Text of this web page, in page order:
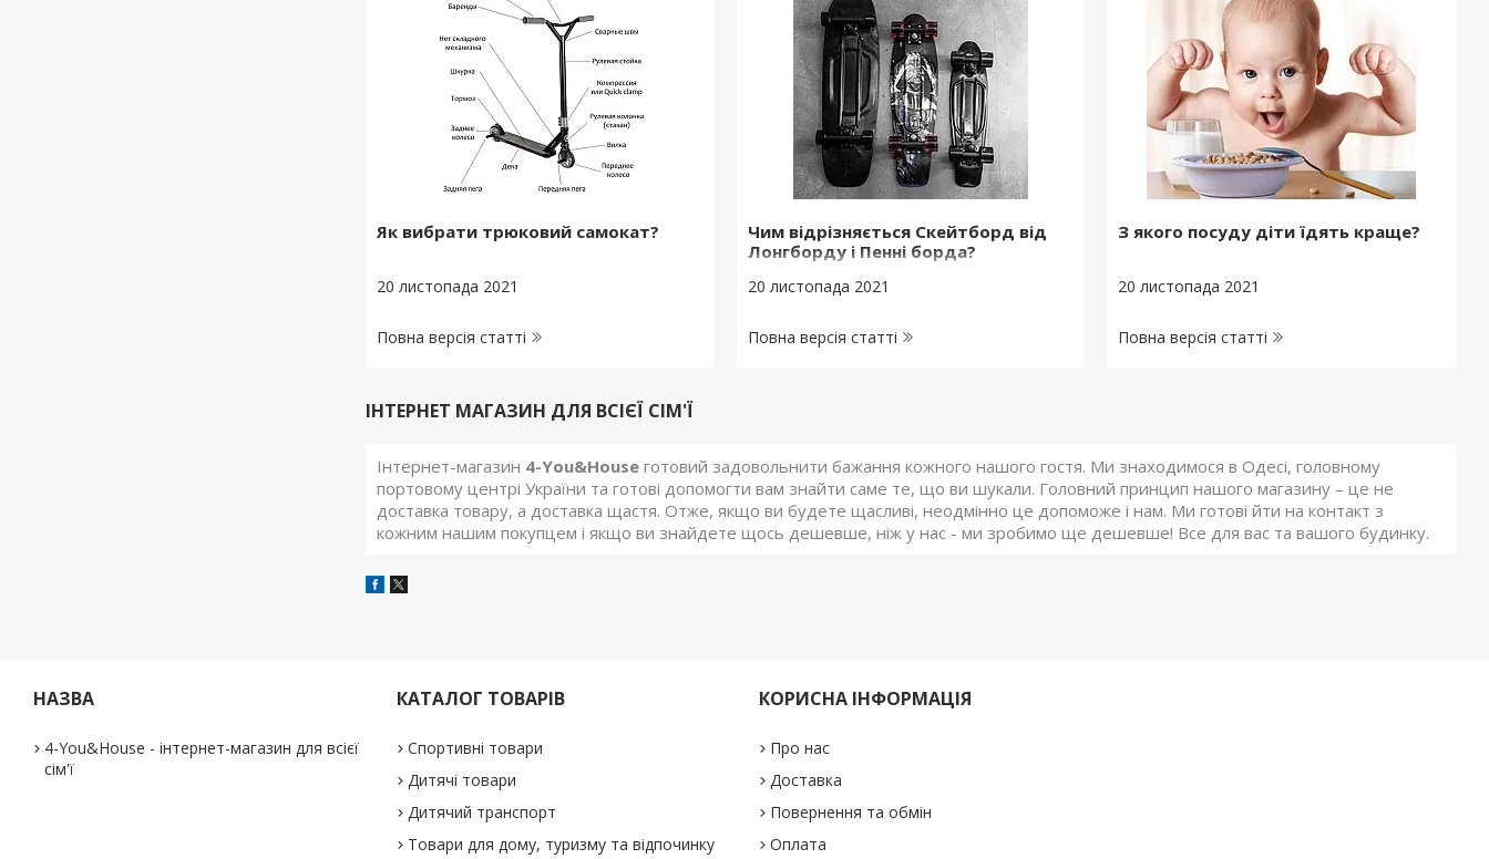
Як вибрати трюковий самокат?
20 листопада 2021
Чим відрізняється Скейтборд від
Лонгборду і Пенні борда?
20 листопада 2021
З якого посуду діти їдять краще?
20 листопада 2021
ІНТЕРНЕТ МАГАЗИН ДЛЯ ВСІЄЇ СІМ'Ї
Інтернет-магазин 4-You&House готовий задовольнити бажання кожного нашого гостя. Ми знаходимося в Одесі, головному
портовому центрі України та готові допомогти вам знайти саме те, що ви шукали. Головний принцип нашого магазину – це не
доставка товару, а доставка щастя. Отже, якщо ви будете щасливі, неодмінно це допоможе і нам. Ми готові йти на контакт з
кожним нашим покупцем і якщо ви знайдете щось дешевше, ніж у нас - ми зробимо ще дешевше! Все для вас та вашого будинку.
НАЗВА
4-You&House - інтернет-магазин для всієї
сім'ї
КАТАЛОГ ТОВАРІВ
Спортивні товари
Дитячі товари
Дитячий транспорт
Товари для дому, туризму та відпочинку
КОРИСНА ІНФОРМАЦІЯ
Про нас
Доставка
Повернення та обмін
Оплата